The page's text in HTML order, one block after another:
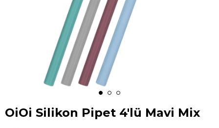
OiOi Silikon Pipet 4'lü Mavi Mix